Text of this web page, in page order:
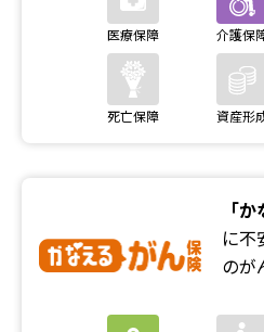
「
に不
のが